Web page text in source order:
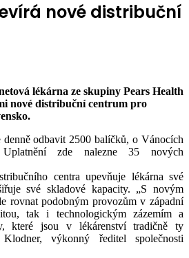
nové distribuční
lékárna ze skupiny Pears Health
nové distribuční centrum pro
denně odbavit 2500 balíčků, o Vánocích
zde nalezne 35 nových
centra upevňuje lékárna své
své skladové kapacity. „S novým
rovnat podobným provozům v západní
tak i technologickým zázemím a
které jsou v lékárenství tradičně ty
výkonný ředitel společnosti